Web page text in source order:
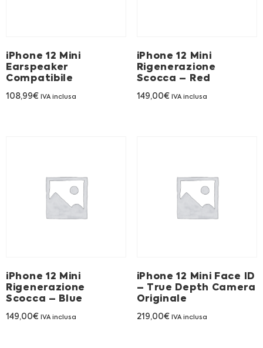
iPhone 12 Mini
Earspeaker
Compatibile
108,99€ IVA inclusa
iPhone 12 Mini
Rigenerazione
Scocca – Red
149,00€ IVA inclusa
iPhone 12 Mini
Rigenerazione
Scocca – Blue
149,00€ IVA inclusa
iPhone 12 Mini Face ID
– True Depth Camera
Originale
219,00€ IVA inclusa